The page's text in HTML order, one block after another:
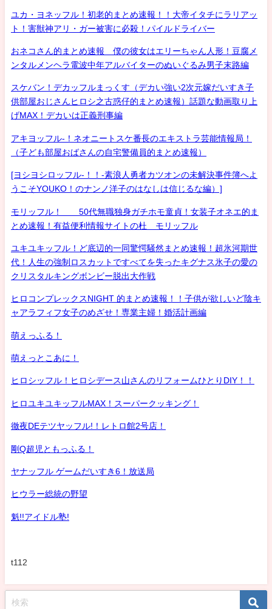
ユカ・ヨネッフル！初老的まとめ速報！！大帝イタチにラリアッ
ト！害獣神アリ・ガー被害に必殺！パイルドライバー
おネコさん的まとめ速報 僕の彼女はエリーちゃん人形！豆腐メ
ンタルメンヘラ電波中年アルバイターのぬいぐるみ男子末路編
スケバン！デカッフルまっくす（デカい強い2次元嫁だいすき子
供部屋おじさんヒロシ之古惑仔的まとめ速報）話題な動画取り上
げMAX！デカいは正義刑事編
アキヨッフル-！ネオニートスケ番長のエキストラ芸能情報局！
（子ども部屋おばさんの自宅警備員的まとめ速報）
[ヨシヨシロッフル-！！-素浪人勇者カツオンの未解決事件簿へよ
うこそYOUKO！のナンノ洋子のはなしは信じるな編）]
モリッフル！ 50代無職独身ガチホモ童貞！女装子オネエ的ま
とめ速報！有益便利情報サイトの杜 モリッフル
ユキユキッフル！ど底辺的一同驚愕騒然まとめ速報！超氷河期世
代！人生の強制ロスカットですべてを失ったキグナス氷子の愛の
クリスタルキングボンビー脱出大作戦
ヒロコンプレックスNIGHT 的まとめ速報！！子供が欲しいど陰キ
ャアラフィフ女子のめざせ！専業主婦！婚活計画編
萌えっふる！
萌えっとこあに！
ヒロシッフル！ヒロシデース山さんのリフォームひとりDIY！！
ヒロユキユキッフルMAX！スーパークッキング！
徹夜DEテツヤッフル!！レトロ館2号店！
剛Q超児ともっふる！
ヤナッフル ゲームだいすき6！放送局
ヒウラー総統の野望
魁!!アイドル塾!
t112